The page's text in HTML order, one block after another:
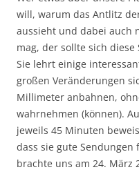
will, warum das Antlitz
aussieht und dabei auch
mag, der sollte sich
Sie lehrt einige
großen Veränderungen
Millimeter anbahnen,
wahrnehmen (können).
jeweils 45 Minuten
dass sie gute
brachte uns am 24. März